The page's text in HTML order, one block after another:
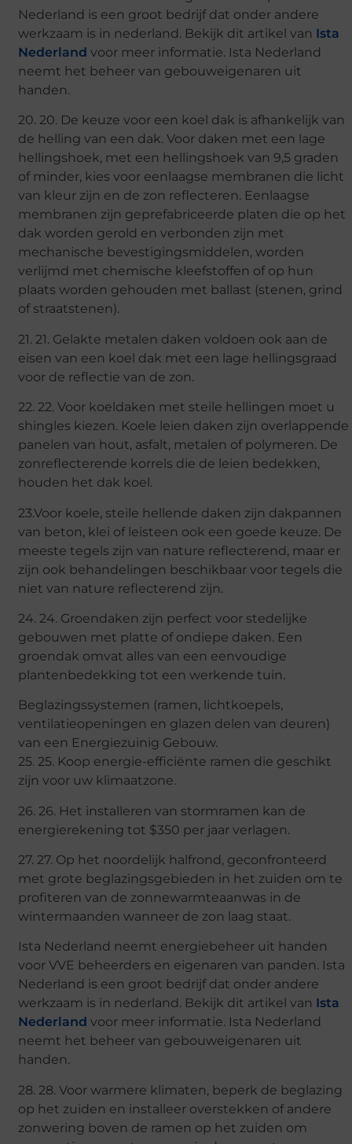
Nederland is een groot bedrijf dat onder andere
werkzaam is in nederland. Bekijk dit artikel van Ista
Nederland voor meer informatie. Ista Nederland
neemt het beheer van gebouweigenaren uit
handen.
20. 20. De keuze voor een koel dak is afhankelijk van
de helling van een dak. Voor daken met een lage
hellingshoek, met een hellingshoek van 9,5 graden
of minder, kies voor eenlaagse membranen die licht
van kleur zijn en de zon reflecteren. Eenlaagse
membranen zijn geprefabriceerde platen die op het
dak worden gerold en verbonden zijn met
mechanische bevestigingsmiddelen, worden
verlijmd met chemische kleefstoffen of op hun
plaats worden gehouden met ballast (stenen, grind
of straatstenen).
21. 21. Gelakte metalen daken voldoen ook aan de
eisen van een koel dak met een lage hellingsgraad
voor de reflectie van de zon.
22. 22. Voor koeldaken met steile hellingen moet u
shingles kiezen. Koele leien daken zijn overlappende
panelen van hout, asfalt, metalen of polymeren. De
zonreflecterende korrels die de leien bedekken,
houden het dak koel.
23.Voor koele, steile hellende daken zijn dakpannen
van beton, klei of leisteen ook een goede keuze. De
meeste tegels zijn van nature reflecterend, maar er
zijn ook behandelingen beschikbaar voor tegels die
niet van nature reflecterend zijn.
24. 24. Groendaken zijn perfect voor stedelijke
gebouwen met platte of ondiepe daken. Een
groendak omvat alles van een eenvoudige
plantenbedekking tot een werkende tuin.
Beglazingssystemen (ramen, lichtkoepels,
ventilatieopeningen en glazen delen van deuren)
van een Energiezuinig Gebouw.
25. 25. Koop energie-efficiënte ramen die geschikt
zijn voor uw klimaatzone.
26. 26. Het installeren van stormramen kan de
energierekening tot $350 per jaar verlagen.
27. 27. Op het noordelijk halfrond, geconfronteerd
met grote beglazingsgebieden in het zuiden om te
profiteren van de zonnewarmteaanwas in de
wintermaanden wanneer de zon laag staat.
Ista Nederland neemt energiebeheer uit handen
voor VVE beheerders en eigenaren van panden. Ista
Nederland is een groot bedrijf dat onder andere
werkzaam is in nederland. Bekijk dit artikel van Ista
Nederland voor meer informatie. Ista Nederland
neemt het beheer van gebouweigenaren uit
handen.
28. 28. Voor warmere klimaten, beperk de beglazing
op het zuiden en installeer overstekken of andere
zonwering boven de ramen op het zuiden om